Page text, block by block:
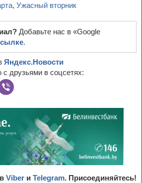
, Ужасный вторник
Добавьте нас в «Google
.
Яндекс.Новости
друзьями в соцсетях:
Viber и Telegram. Присоединяйтесь!